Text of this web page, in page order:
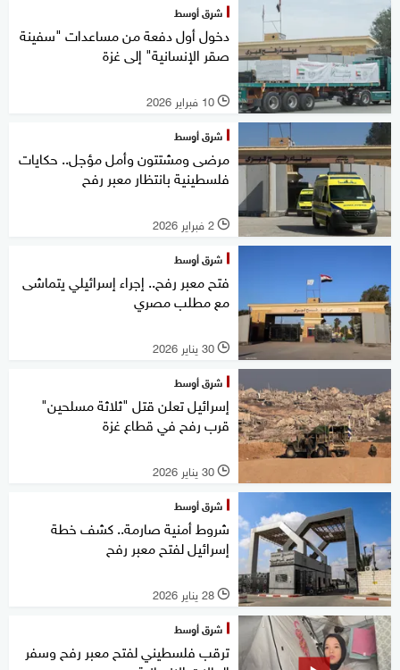
شرق أوسط
دخول أول دفعة من مساعدات "سفينة
صقر الإنسانية" إلى غزة
l 10 فبراير 2026
شرق أوسط
مرضى ومشتتون وأمل مؤجل.. حكايات
فلسطينية بانتظار معبر رفح
l 2 فبراير 2026
شرق أوسط
فتح معبر رفح.. إجراء إسرائيلي يتماشى
مع مطلب مصري
l 30 يناير 2026
شرق أوسط
إسرائيل تعلن قتل "ثلاثة مسلحين"
قرب رفح في قطاع غزة
l 30 يناير 2026
شرق أوسط
شروط أمنية صارمة.. كشف خطة
إسرائيل لفتح معبر رفح
l 28 يناير 2026
شرق أوسط
ترقب فلسطيني لفتح معبر رفح وسفر